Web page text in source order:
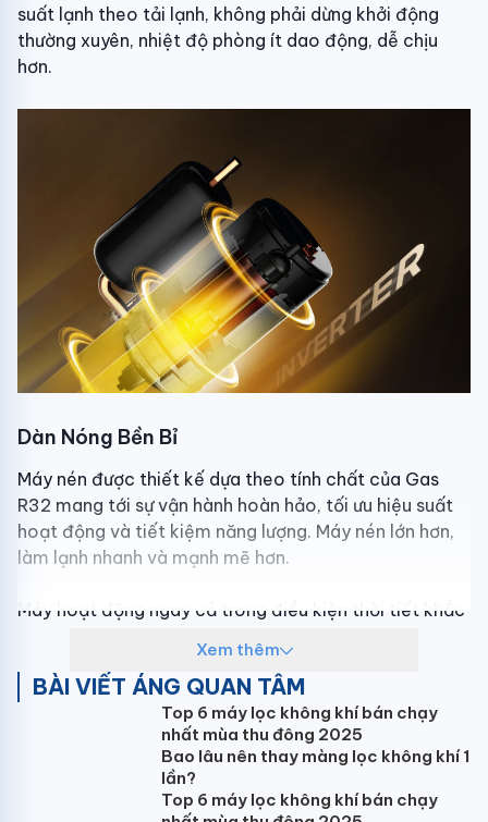
suất lạnh theo tải lạnh, không phải dừng khởi động
thường xuyên, nhiệt độ phòng ít dao động, dễ chịu
hơn.
Dàn Nóng Bền Bỉ
Máy nén được thiết kế dựa theo tính chất của Gas
R32 mang tới sự vận hành hoàn hảo, tối ưu hiệu suất
hoạt động và tiết kiệm năng lượng. Máy nén lớn hơn,
làm lạnh nhanh và mạnh mẽ hơn.
Máy hoạt động ngay cả trong điều kiện thời tiết khắc
Xem thêm
BÀI VIẾT ÁNG QUAN TÂM
Top 6 máy lọc không khí bán chạy
nhất mùa thu đông 2025
Bao lâu nên thay màng lọc không khí 1
lần?
Top 6 máy lọc không khí bán chạy